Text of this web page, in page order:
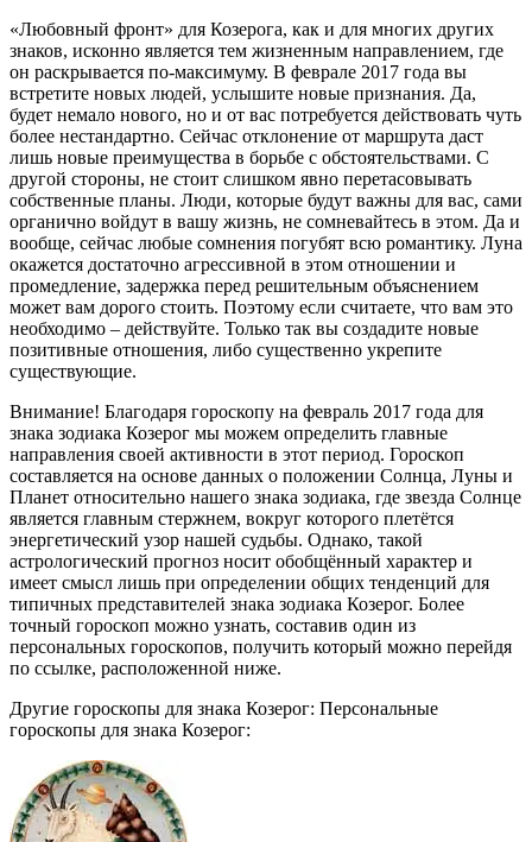
«Любовный фронт» для Козерога, как и для многих других
знаков, исконно является тем жизненным направлением, где
он раскрывается по-максимуму. В феврале 2017 года вы
встретите новых людей, услышите новые признания. Да,
будет немало нового, но и от вас потребуется действовать чуть
более нестандартно. Сейчас отклонение от маршрута даст
лишь новые преимущества в борьбе с обстоятельствами. С
другой стороны, не стоит слишком явно перетасовывать
собственные планы. Люди, которые будут важны для вас, сами
органично войдут в вашу жизнь, не сомневайтесь в этом. Да и
вообще, сейчас любые сомнения погубят всю романтику. Луна
окажется достаточно агрессивной в этом отношении и
промедление, задержка перед решительным объяснением
может вам дорого стоить. Поэтому если считаете, что вам это
необходимо – действуйте. Только так вы создадите новые
позитивные отношения, либо существенно укрепите
существующие.
Внимание! Благодаря гороскопу на февраль 2017 года для
знака зодиака Козерог мы можем определить главные
направления своей активности в этот период. Гороскоп
составляется на основе данных о положении Солнца, Луны и
Планет относительно нашего знака зодиака, где звезда Солнце
является главным стержнем, вокруг которого плетётся
энергетический узор нашей судьбы. Однако, такой
астрологический прогноз носит обобщённый характер и
имеет смысл лишь при определении общих тенденций для
типичных представителей знака зодиака Козерог. Более
точный гороскоп можно узнать, составив один из
персональных гороскопов, получить который можно перейдя
по ссылке, расположенной ниже.
Другие гороскопы для знака Козерог: Персональные
гороскопы для знака Козерог: